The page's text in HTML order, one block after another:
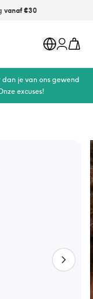
vanaf €30
Markets
Account
Cart
je van ons gewend
excuses!